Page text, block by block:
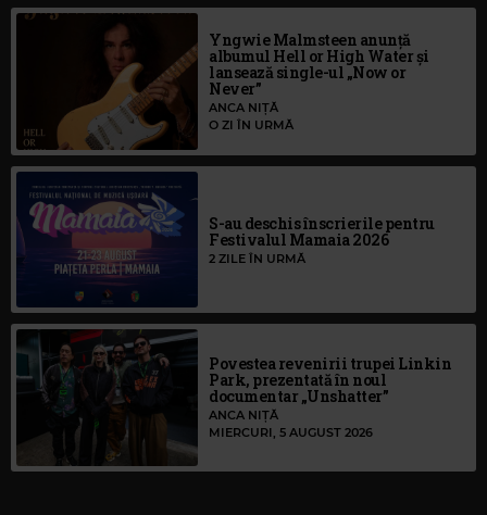
Yngwie Malmsteen anunță
albumul Hell or High Water și
lansează single-ul „Now or
Never”
ANCA NIȚĂ
O ZI ÎN URMĂ
S-au deschis înscrierile pentru
Festivalul Mamaia 2026
2 ZILE ÎN URMĂ
Povestea revenirii trupei Linkin
Park, prezentată în noul
documentar „Unshatter”
ANCA NIȚĂ
MIERCURI, 5 AUGUST 2026